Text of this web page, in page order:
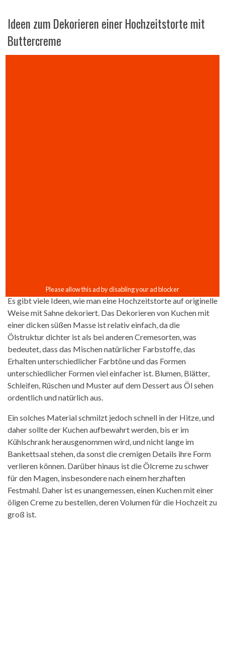
Ideen zum Dekorieren einer Hochzeitstorte mit
Buttercreme
Es gibt viele Ideen, wie man eine Hochzeitstorte auf originelle
Weise mit Sahne dekoriert. Das Dekorieren von Kuchen mit
einer dicken süßen Masse ist relativ einfach, da die
Ölstruktur dichter ist als bei anderen Cremesorten, was
bedeutet, dass das Mischen natürlicher Farbstoffe, das
Erhalten unterschiedlicher Farbtöne und das Formen
unterschiedlicher Formen viel einfacher ist. Blumen, Blätter,
Schleifen, Rüschen und Muster auf dem Dessert aus Öl sehen
ordentlich und natürlich aus.
Ein solches Material schmilzt jedoch schnell in der Hitze, und
daher sollte der Kuchen aufbewahrt werden, bis er im
Kühlschrank herausgenommen wird, und nicht lange im
Bankettsaal stehen, da sonst die cremigen Details ihre Form
verlieren können. Darüber hinaus ist die Ölcreme zu schwer
für den Magen, insbesondere nach einem herzhaften
Festmahl. Daher ist es unangemessen, einen Kuchen mit einer
öligen Creme zu bestellen, deren Volumen für die Hochzeit zu
groß ist.